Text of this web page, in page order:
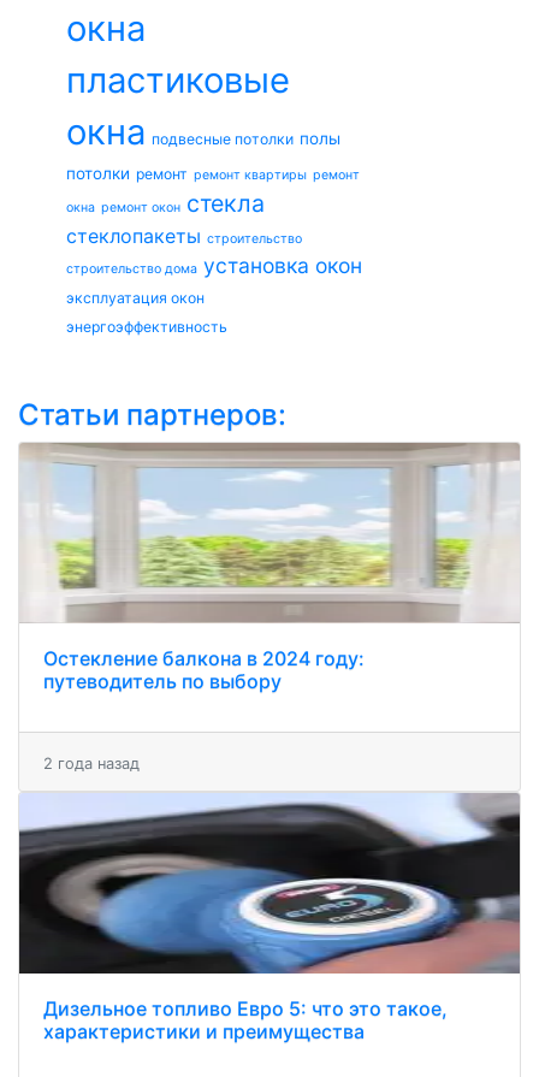
окна
пластиковые
окна подвесные потолки полы
потолки ремонт ремонт квартиры ремонт
окна ремонт окон стекла
стеклопакеты строительство
строительство дома установка окон
эксплуатация окон
энергоэффективность
Статьи партнеров:
Остекление балкона в 2024 году:
путеводитель по выбору
2 года назад
Дизельное топливо Евро 5: что это такое,
характеристики и преимущества